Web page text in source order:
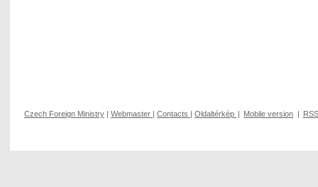
Czech Foreign Ministry | Webmaster | Contacts | Oldaltérkép | Mobile version | RSS